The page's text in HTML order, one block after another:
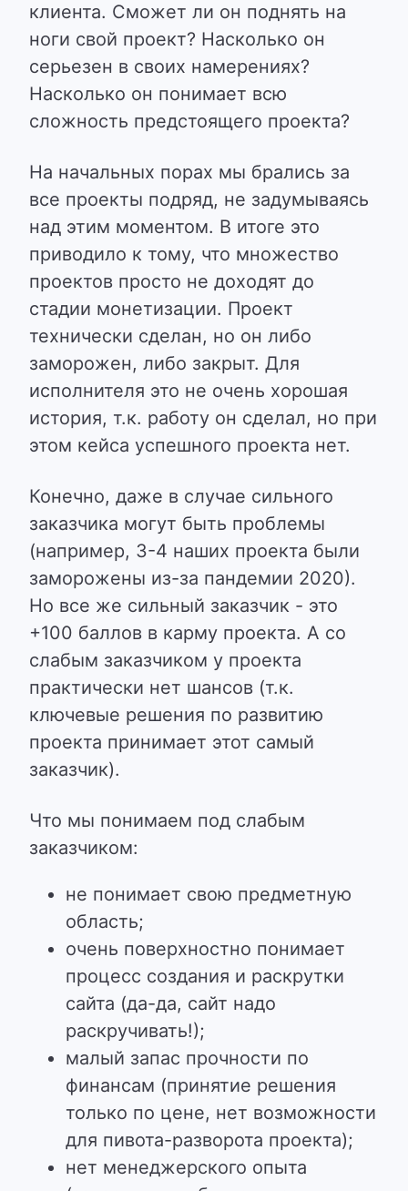
клиента. Сможет ли он поднять на
ноги свой проект? Насколько он
серьезен в своих намерениях?
Насколько он понимает всю
сложность предстоящего проекта?
На начальных порах мы брались за
все проекты подряд, не задумываясь
над этим моментом. В итоге это
приводило к тому, что множество
проектов просто не доходят до
стадии монетизации. Проект
технически сделан, но он либо
заморожен, либо закрыт. Для
исполнителя это не очень хорошая
история, т.к. работу он сделал, но при
этом кейса успешного проекта нет.
Конечно, даже в случае сильного
заказчика могут быть проблемы
(например, 3-4 наших проекта были
заморожены из-за пандемии 2020).
Но все же сильный заказчик - это
+100 баллов в карму проекта. А со
слабым заказчиком у проекта
практически нет шансов (т.к.
ключевые решения по развитию
проекта принимает этот самый
заказчик).
Что мы понимаем под слабым
заказчиком:
не понимает свою предметную
область;
очень поверхностно понимает
процесс создания и раскрутки
сайта (да-да, сайт надо
раскручивать!);
малый запас прочности по
финансам (принятие решения
только по цене, нет возможности
для пивота-разворота проекта);
нет менеджерского опыта